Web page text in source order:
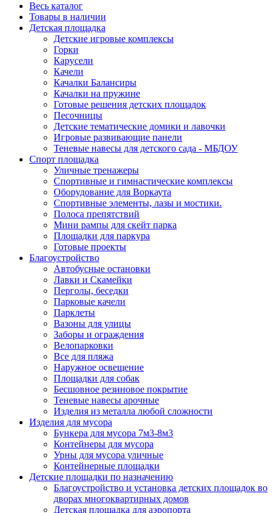
Весь каталог
Товары в наличии
Детская площадка
Детские игровые комплексы
Горки
Карусели
Качели
Качалки Балансиры
Качалки на пружине
Готовые решения детских площадок
Песочницы
Детские тематические домики и лавочки
Игровые развивающие панели
Теневые навесы для детского сада - МБДОУ
Спорт площадка
Уличные тренажеры
Спортивные и гимнастические комплексы
Оборудование для Воркаута
Спортивные элементы, лазы и мостики.
Полоса препятствий
Мини рампы для скейт парка
Площадки для паркура
Готовые проекты
Благоустройство
Автобусные остановки
Лавки и Скамейки
Перголы, беседки
Парковые качели
Парклеты
Вазоны для улицы
Заборы и ограждения
Велопарковки
Все для пляжа
Наружное освещение
Площадки для собак
Бесшовное резиновое покрытие
Теневые навесы арочные
Изделия из металла любой сложности
Изделия для мусора
Бункера для мусора 7м3-8м3
Контейнеры для мусора
Урны для мусора уличные
Контейнерные площадки
Детские площадки по назначению
Благоустройство и установка детских площадок во
дворах многоквартирных домов
Детская площадка для аэропорта